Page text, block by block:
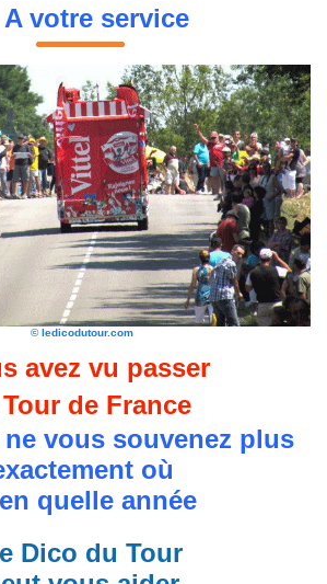
votre service
© ledicodutour.com
avez vu passer
de France
vous souvenez plus
où
quelle année
Dico du Tour